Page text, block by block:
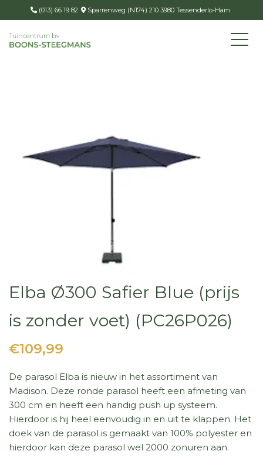
(013) 66 19 82 Sparrenweg (N174) 210 3980 Tessenderlo-Ham
Elba Ø300 Safier Blue (prijs
is zonder voet) (PC26P026)
€109,99
De parasol Elba is nieuw in het assortiment van
Madison. Deze ronde parasol heeft een afmeting van
300 cm en heeft een handig push up systeem.
Hierdoor is hij heel eenvoudig in en uit te klappen. Het
doek van de parasol is gemaakt van 100% polyester en
hierdoor kan deze parasol wel 2000 zonuren aan.